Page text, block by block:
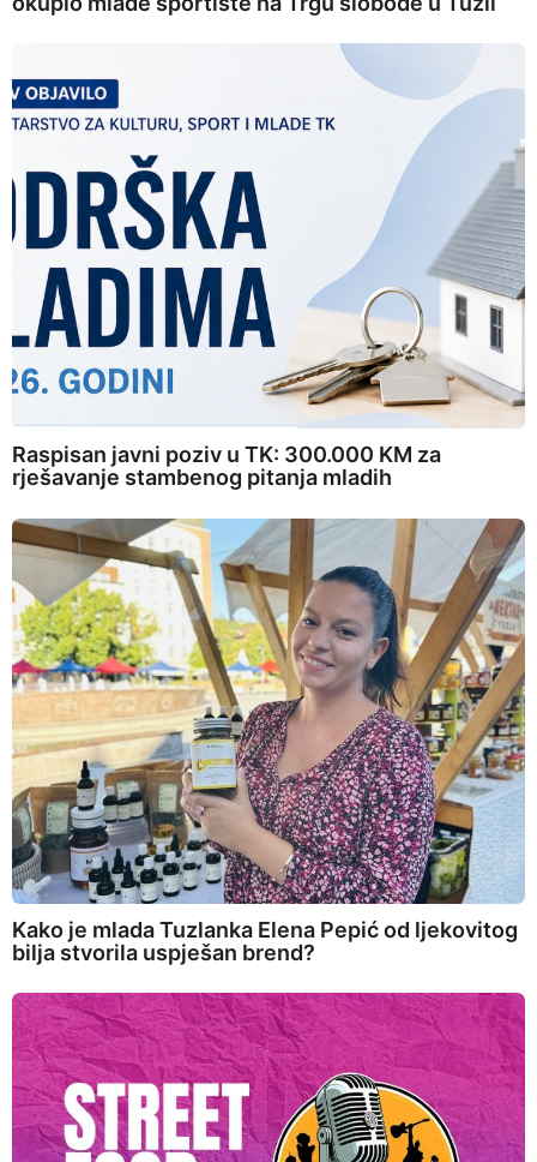
Raspisan javni poziv u TK: 300.000 KM za
rješavanje stambenog pitanja mladih
Kako je mlada Tuzlanka Elena Pepić od ljekovitog
bilja stvorila uspješan brend?